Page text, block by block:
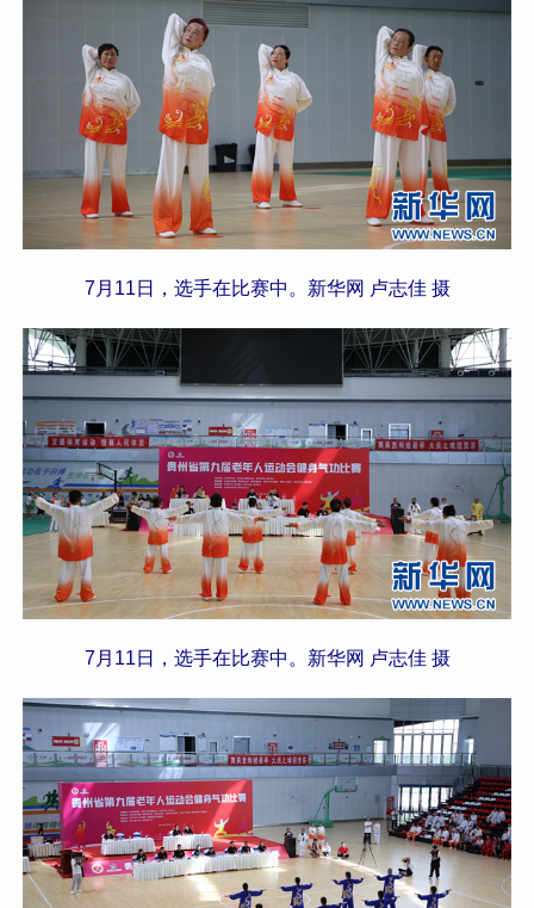
7月11日，选手在比赛中。新华网 卢志佳 摄
7月11日，选手在比赛中。新华网 卢志佳 摄